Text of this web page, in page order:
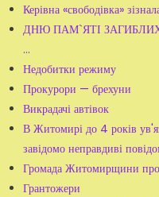
Керівна «свободівка»
ДНЮ ПАМ`ЯТІ
...
Недобитки режиму
Прокурори — брехуни
Викрадачі автівок
В Житомирі до 4 років
завідомо неправдиві
Громада Житомирщини
Грантожери